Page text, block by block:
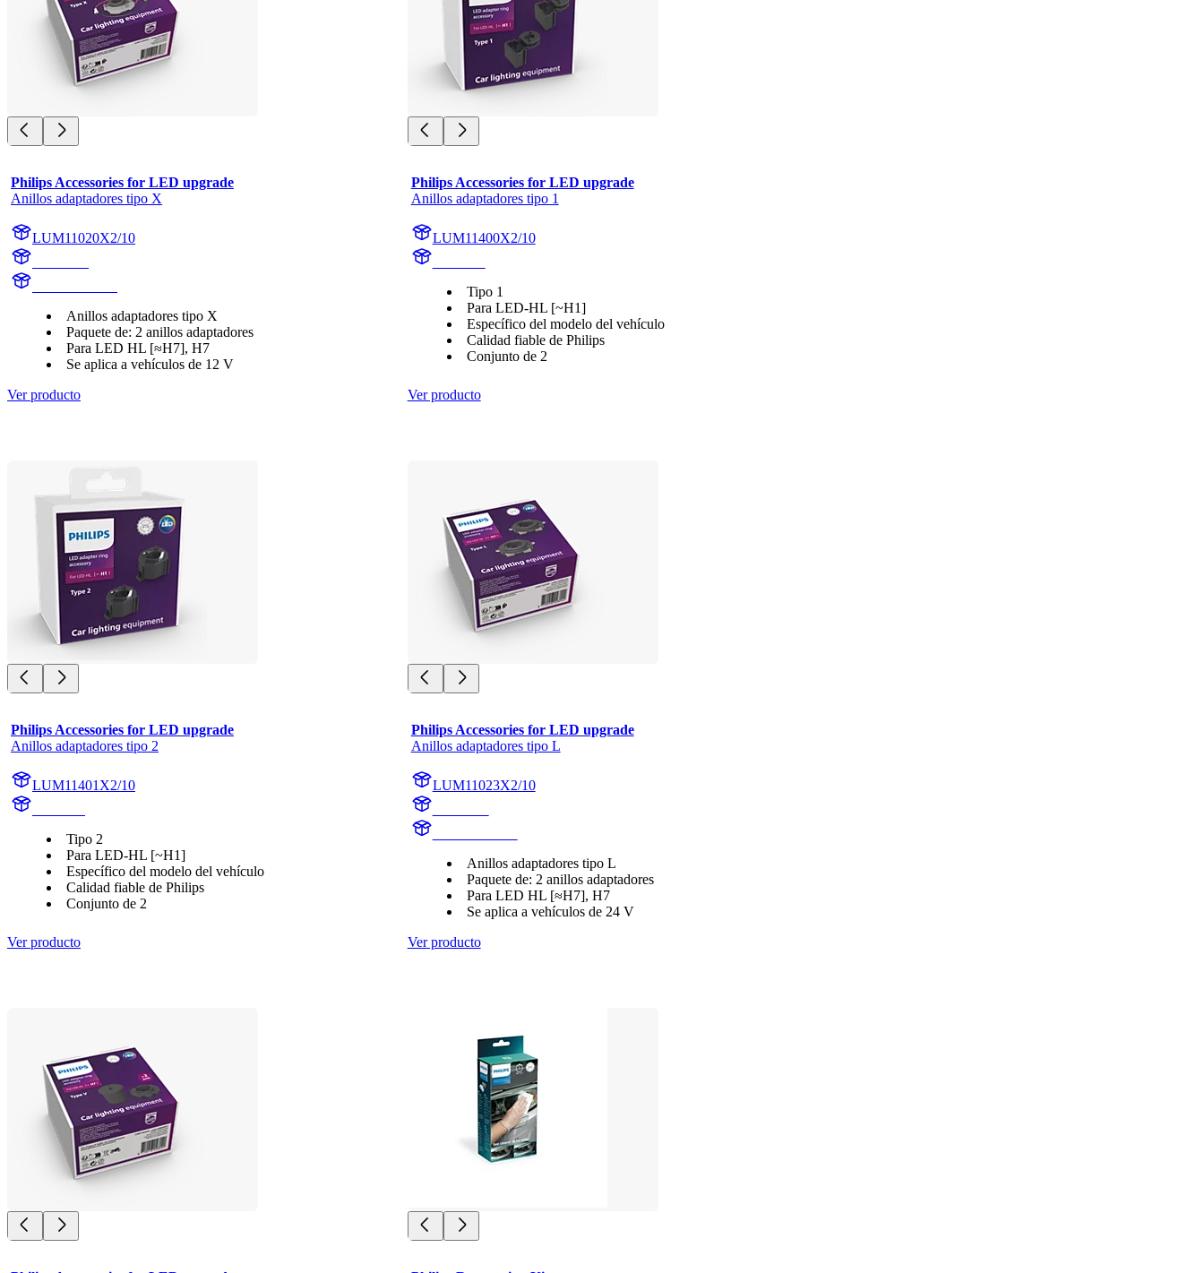
Philips Accessories for LED upgrade
Anillos adaptadores tipo X
LUM11020X2/10
Anillos adaptadores tipo X
Paquete de: 2 anillos adaptadores
Para LED HL [≈H7], H7
Se aplica a vehículos de 12 V
Ver producto
Philips Accessories for LED upgrade
Anillos adaptadores tipo 1
LUM11400X2/10
Tipo 1
Para LED-HL [~H1]
Específico del modelo del vehículo
Calidad fiable de Philips
Conjunto de 2
Ver producto
Philips Accessories for LED upgrade
Anillos adaptadores tipo 2
LUM11401X2/10
Tipo 2
Para LED-HL [~H1]
Específico del modelo del vehículo
Calidad fiable de Philips
Conjunto de 2
Ver producto
Philips Accessories for LED upgrade
Anillos adaptadores tipo L
LUM11023X2/10
Anillos adaptadores tipo L
Paquete de: 2 anillos adaptadores
Para LED HL [≈H7], H7
Se aplica a vehículos de 24 V
Ver producto